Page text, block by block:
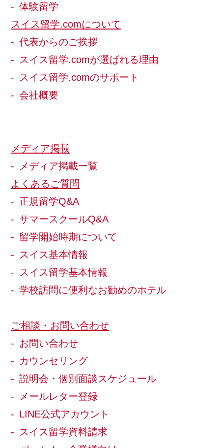
体験留学
スイス留学.comについて
代表からのご挨拶
スイス留学.comが選ばれる理由
スイス留学.comのサポート
会社概要
メディア掲載
メディア掲載一覧
よくあるご質問
正規留学Q&A
サマースクールQ&A
留学開始時期について
スイス基本情報
スイス留学基本情報
学校訪問に便利なお勧めのホテル
ご相談・お問い合わせ
お問い合わせ
カウンセリング
説明会・個別面談スケジュール
メールレター登録
LINE公式アカウント
スイス留学資料請求